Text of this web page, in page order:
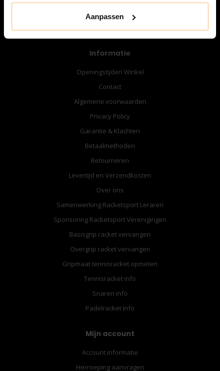
Aanpassen
Informatie
Openingstijden Winkel
Contact
Algemene voorwaarden
Privacy Policy
Garantie & Klachten
Betaalmethoden
Retourneren
Levertijd en Verzendkosten
Over ons
Samenwerking Racketsport Leraren
Sponsoring Racketsport Verenigingen
Basisgrip racket vervangen
Overgrip racket vervangen
Gripmaat tennisracket opmeten
Tennisracket info
Snaren info
Padelracket Info
Mijn account
Account informatie
Herroeping aanvragen